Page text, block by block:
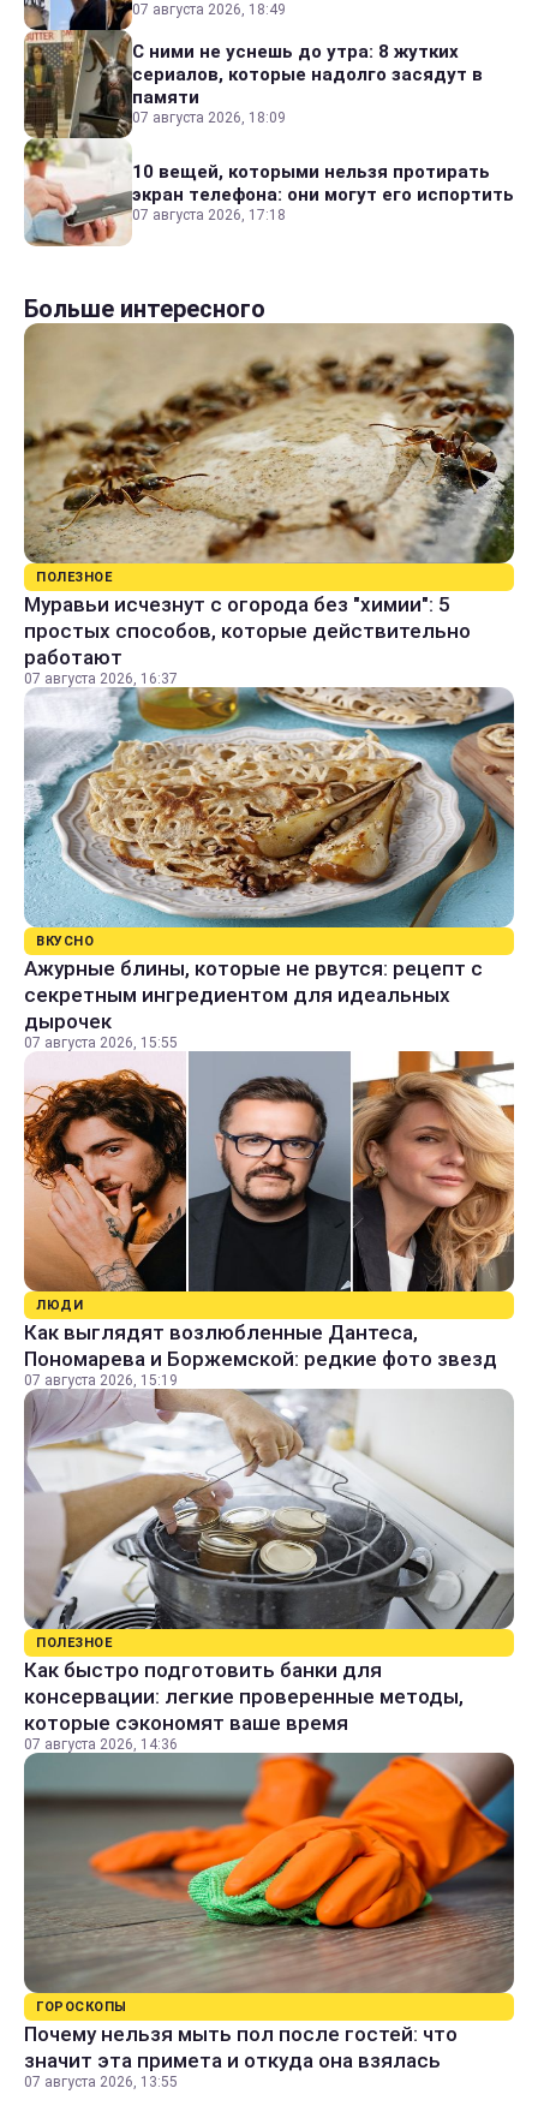
07 августа 2026, 18:49
С ними не уснешь до утра: 8 жутких
сериалов, которые надолго засядут в
памяти
07 августа 2026, 18:09
10 вещей, которыми нельзя протирать
экран телефона: они могут его испортить
07 августа 2026, 17:18
Больше интересного
ПОЛЕЗНОЕ
Муравьи исчезнут с огорода без "химии": 5
простых способов, которые действительно
работают
07 августа 2026, 16:37
ВКУСНО
Ажурные блины, которые не рвутся: рецепт с
секретным ингредиентом для идеальных
дырочек
07 августа 2026, 15:55
ЛЮДИ
Как выглядят возлюбленные Дантеса,
Пономарева и Боржемской: редкие фото звезд
07 августа 2026, 15:19
ПОЛЕЗНОЕ
Как быстро подготовить банки для
консервации: легкие проверенные методы,
которые сэкономят ваше время
07 августа 2026, 14:36
ГОРОСКОПЫ
Почему нельзя мыть пол после гостей: что
значит эта примета и откуда она взялась
07 августа 2026, 13:55